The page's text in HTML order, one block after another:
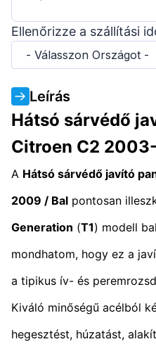
Ellenőrizze a szállítási
- Válasszon Országot -
Leírás
Hátsó sárvédő
Citroen C2
A Hátsó sárvédő javító
2009 / Bal pontosan
Generation (T1) modell
mondhatom, hogy ez a
a tipikus ív- és
Kiváló minőségű acélból
hegesztést, húzatást,